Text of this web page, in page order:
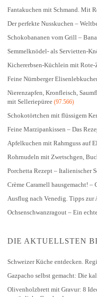
Fantakuchen mit Schmand. Mit
Der perfekte Nusskuchen –
Schokobananen vom Grill –
Semmelknödel- als Servietten-
Kichererbsen-Küchlein mit Rote-
Feine Nürnberger
Nierenzapfen, Kronfleisch,
mit Selleriepüree (97.566)
Schokotörtchen mit flüssigem
Feine Marzipankissen – Das
Apfelkuchen mit Rahmguss auf
Rohrnudeln mit Zwetschgen,
Porchetta Rezept – Italienischer
Crème Caramell hausgemacht! –
Ausflug nach Venedig. Tipps zur
Ochsenschwanzragout – Ein
DIE AKTUELLSTEN
Schweizer Küche entdecken.
Gazpacho selbst gemacht: Die
Olivenholzbrett mit Gravur: 8